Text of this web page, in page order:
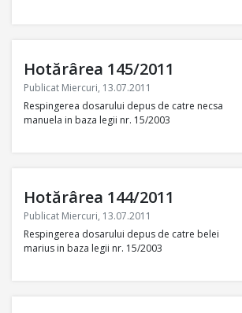
Hotărârea 145/2011
Publicat Miercuri, 13.07.2011
Respingerea dosarului depus de catre necsa
manuela in baza legii nr. 15/2003
Hotărârea 144/2011
Publicat Miercuri, 13.07.2011
Respingerea dosarului depus de catre belei
marius in baza legii nr. 15/2003